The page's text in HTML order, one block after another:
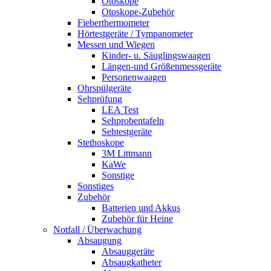
Otoskope-Zubehör
Fieberthermometer
Hörtestgeräte / Tympanometer
Messen und Wiegen
Kinder- u. Säuglingswaagen
Längen-und Größenmessgeräte
Personenwaagen
Ohrspülgeräte
Sehprüfung
LEA Test
Sehprobentafeln
Sehtestgeräte
Stethoskope
3M Littmann
KaWe
Sonstige
Sonstiges
Zubehör
Batterien und Akkus
Zubehör für Heine
Notfall / Überwachung
Absaugung
Absauggeräte
Absaugkatheter